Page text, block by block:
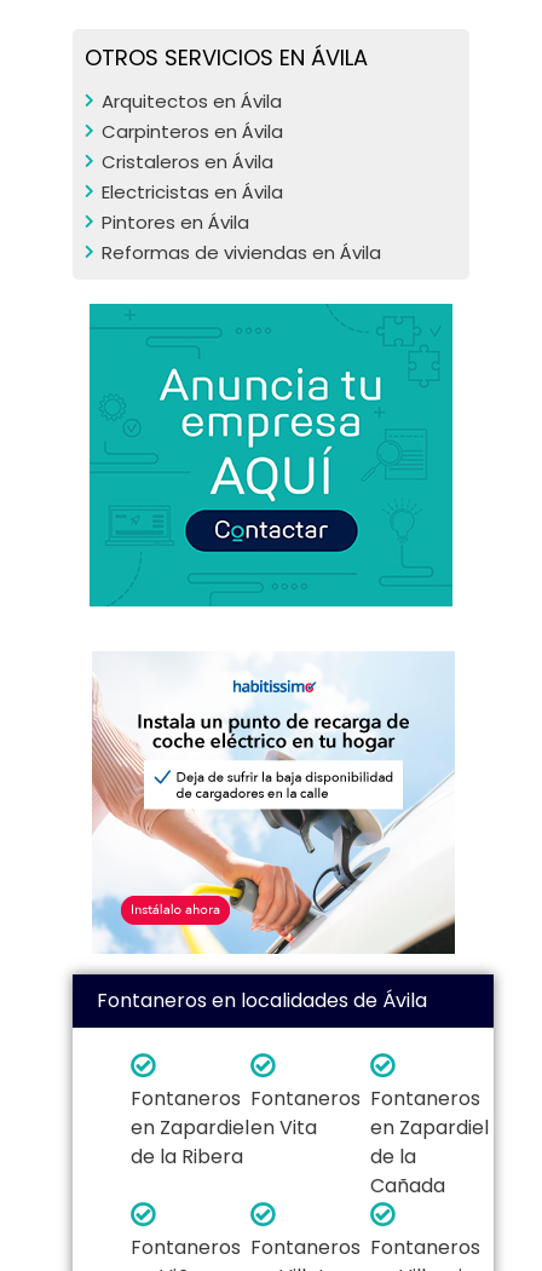
OTROS SERVICIOS EN ÁVILA
Arquitectos en Ávila
Carpinteros en Ávila
Cristaleros en Ávila
Electricistas en Ávila
Pintores en Ávila
Reformas de viviendas en Ávila
Fontaneros en localidades de Ávila
Fontaneros
en Zapardiel
de la Ribera
Fontaneros
en Vita
Fontaneros
en Zapardiel
de la
Cañada
Fontaneros Fontaneros Fontaneros